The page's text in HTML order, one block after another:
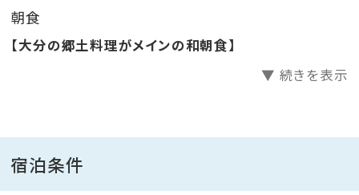
ふいんホテル秀峰館店
・大分の郷土料理「りゅうきゅう」
・焼き魚
・ローストビーフ、サラダ
朝食
【大分の郷土料理がメインの和朝食】
▼ 続きを表示
宿泊条件